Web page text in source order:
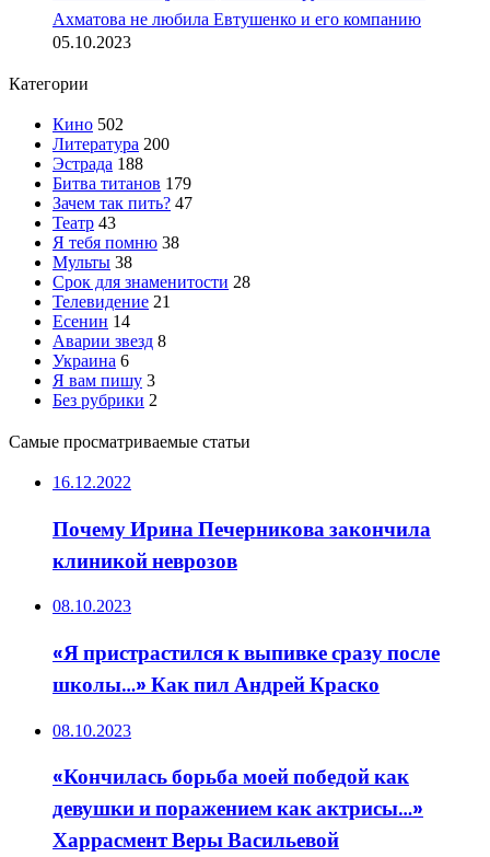
Ахматова не любила Евтушенко и его компанию
05.10.2023
Категории
Кино 502
Литература 200
Эстрада 188
Битва титанов 179
Зачем так пить? 47
Театр 43
Я тебя помню 38
Мульты 38
Срок для знаменитости 28
Телевидение 21
Есенин 14
Аварии звезд 8
Украина 6
Я вам пишу 3
Без рубрики 2
Самые просматриваемые статьи
16.12.2022
Почему Ирина Печерникова закончила
клиникой неврозов
08.10.2023
«Я пристрастился к выпивке сразу после
школы…» Как пил Андрей Краско
08.10.2023
«Кончилась борьба моей победой как
девушки и поражением как актрисы…»
Харрасмент Веры Васильевой